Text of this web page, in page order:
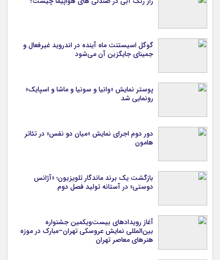
گوگل اسیستنت ماه آینده در اندروید غیرفعال و
جمینای جایگزین آن می‌شود
پوستر نمایش «وانیا و سونیا و ماشا و اسپایک»
رونمایی شد
دور دوم اجرای نمایش «میان دو نفس» در تئاتر
هامون
بازگشت یک برند ماندگار تلویزیون؛ «آژانس
دوستی» در آستانه تولید فصل دوم
آغاز رویدادهای بیست‌ویکمین جشنواره
بین‌المللی نمایش عروسکی تهران–مبارک در موزه
هنرهای معاصر تهران